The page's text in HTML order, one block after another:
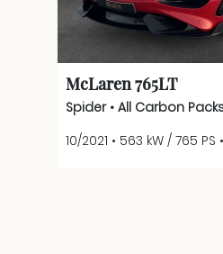
McLaren 765LT
Spider • All Carbon
10/2021 • 563 kW / 765 PS